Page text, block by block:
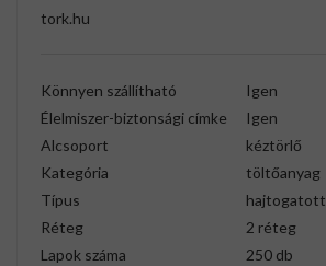
tork.hu
Könnyen szállítható
Igen
Élelmiszer-biztonsági címke
Igen
Alcsoport
kéztörlő
Kategória
töltőanyag
Típus
hajtogatott
Réteg
2 réteg
Lapok száma
250 db